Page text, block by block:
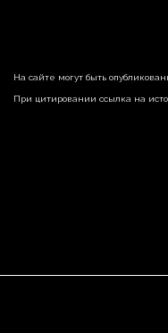
На сайте могут быть
При цитировании ссылка на